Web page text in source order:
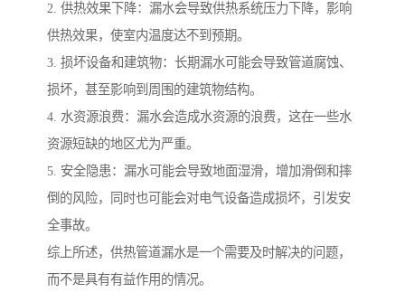
2. 供热效果下降：漏水会导致供热系统压力下降，影响
供热效果，使室内温度达不到预期。
3. 损坏设备和建筑物：长期漏水可能会导致管道腐蚀、
损坏，甚至影响到周围的建筑物结构。
4. 水资源浪费：漏水会造成水资源的浪费，这在一些水
资源短缺的地区尤为严重。
5. 安全隐患：漏水可能会导致地面湿滑，增加滑倒和摔
倒的风险，同时也可能会对电气设备造成损坏，引发安
全事故。
综上所述，供热管道漏水是一个需要及时解决的问题，
而不是具有有益作用的情况。